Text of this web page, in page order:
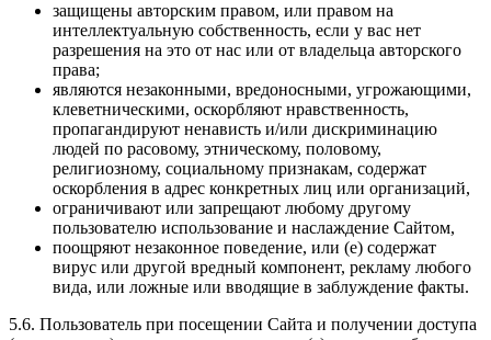
защищены авторским правом, или правом на
интеллектуальную собственность, если у вас нет
разрешения на это от нас или от владельца авторского
права;
являются незаконными, вредоносными, угрожающими,
клеветническими, оскорбляют нравственность,
пропагандируют ненависть и/или дискриминацию
людей по расовому, этническому, половому,
религиозному, социальному признакам, содержат
оскорбления в адрес конкретных лиц или организаций,
ограничивают или запрещают любому другому
пользователю использование и наслаждение Сайтом,
поощряют незаконное поведение, или (e) содержат
вирус или другой вредный компонент, рекламу любого
вида, или ложные или вводящие в заблуждение факты.
5.6. Пользователь при посещении Сайта и получении доступа